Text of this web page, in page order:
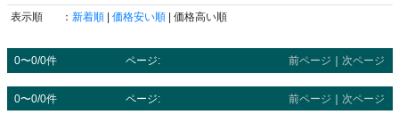
表示順
： 新着順 | 価格安い順 | 価格高い順
0〜0/0件 ページ: 前ページ 次ページ
0〜0/0件 ページ: 前ページ ｜ 次ページ